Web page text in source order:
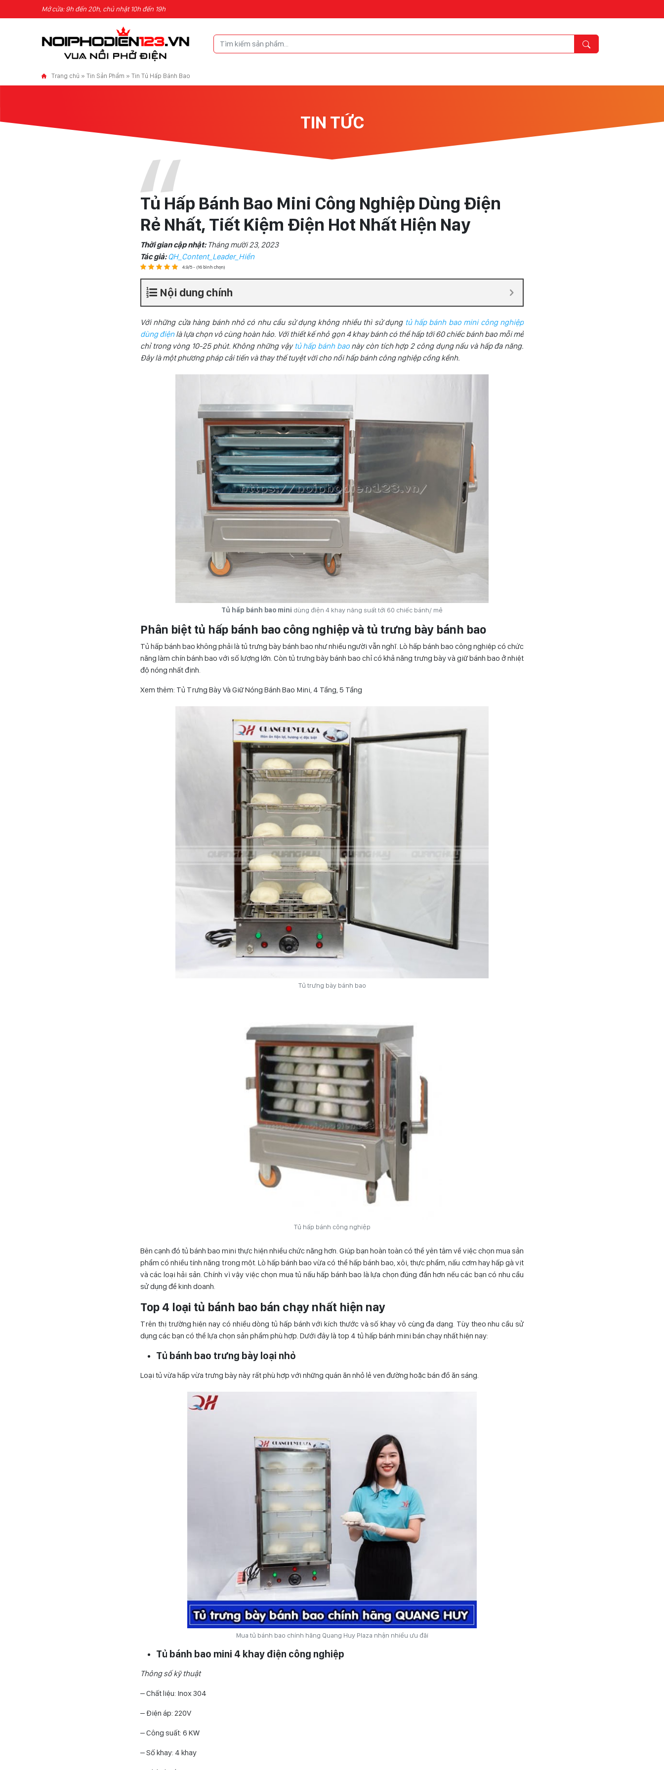
Skip to contentMở cửa: 9h đến 20h, chủ nhật 10h đến 19h
Trang chủ » Tin Sản Phẩm » Tin Tủ Hấp Bánh Bao
TIN TỨC
Tủ Hấp Bánh Bao Mini Công Nghiệp Dùng Điện
Rẻ Nhất, Tiết Kiệm Điện Hot Nhất Hiện Nay
Thời gian cập nhật: Tháng mười 23, 2023
Tác giả:QH_Content_Leader_Hiền
4.9/5 - (16 bình chọn)
Nội dung chính
Với những cửa hàng bánh nhỏ có nhu cầu sử dụng không nhiều thì sử dụng tủ hấp bánh bao mini công nghiệp
dùng điệnlà lựa chọn vô cùng hoàn hảo. Với thiết kế nhỏ gọn 4 khay bánh có thể hấp tới 60 chiếc bánh bao mỗi mẻ
chỉ trong vòng 10-25 phút. Không những vậytủ hấp bánh baonày còn tích hợp 2 công dụng nấu và hấp đa năng.
Đây là một phương pháp cải tiến và thay thế tuyệt vời cho nồi hấp bánh công nghiệp cồng kềnh.
Tủ hấp bánh bao mini dùng điện 4 khay năng suất tới 60 chiếc bánh/ mẻ
Phân biệt tủ hấp bánh bao công nghiệp và tủ trưng bày bánh bao
Tủ hấp bánh bao không phải là tủ trưng bày bánh bao như nhiều người vẫn nghĩ. Lò hấp bánh bao công nghiệp có chức
năng làm chín bánh bao với số lượng lớn. Còn tủ trưng bày bánh bao chỉ có khả năng trưng bày và giữ bánh bao ở nhiệt
độ nóng nhất định.
Xem thêm: Tủ Trưng Bày Và Giữ Nóng Bánh Bao Mini, 4 Tầng, 5 Tầng
Tủ trưng bày bánh bao
Tủ hấp bánh công nghiệp
Bên cạnh đó tủ bánh bao mini thực hiện nhiều chức năng hơn. Giúp bạn hoàn toàn có thể yên tâm về việc chọn mua sản
phẩm có nhiều tính năng trong một. Lò hấp bánh bao vừa có thể hấp bánh bao, xôi, thực phẩm, nấu cơm hay hấp gà vịt
và các loại hải sản. Chính vì vậy việc chọn mua tủ nấu hấp bánh bao là lựa chọn đúng đắn hơn nếu các bạn có nhu cầu
sử dụng để kinh doanh.
Top 4 loại tủ bánh bao bán chạy nhất hiện nay
Trên thị trường hiện nay có nhiều dòng tủ hấp bánh với kích thước và số khay vô cùng đa dạng. Tùy theo nhu cầu sử
dụng các bạn có thể lựa chọn sản phẩm phù hợp. Dưới đây là top 4 tủ hấp bánh mini bán chạy nhất hiện nay:
Tủ bánh bao trưng bày loại nhỏ
Loại tủ vừa hấp vừa trưng bày này rất phù hợp với những quán ăn nhỏ lẻ ven đường hoặc bán đồ ăn sáng.
Mua tủ bánh bao chính hãng Quang Huy Plaza nhận nhiều ưu đãi
Tủ bánh bao mini 4 khay điện công nghiệp
Thông số kỹ thuật
– Chất liệu: Inox 304
– Điện áp: 220V
– Công suất: 6 KW
– Số khay: 4 khay